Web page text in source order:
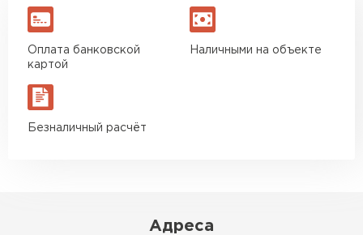
Оплата банковской
картой
Наличными на объекте
Безналичный расчёт
Адреса